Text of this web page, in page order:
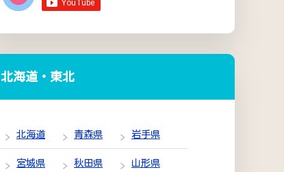
北海道・東北
北海道 青森県 岩手県
宮城県 秋田県 山形県